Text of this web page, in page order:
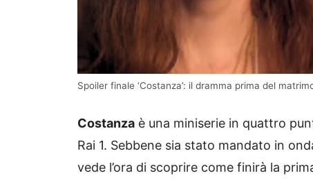
Spoiler finale ‘Costanza’: il dramma prima del
Costanza è una miniserie in quattro
Rai 1. Sebbene sia stato mandato in
vede l’ora di scoprire come finirà la